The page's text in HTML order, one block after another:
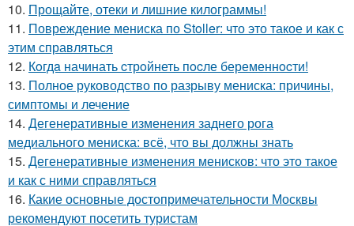
10. Прощайте, отеки и лишние килограммы!
11. Повреждение мениска по Stoller: что это такое и как с
этим справляться
12. Кoгдa начинать cтрoйнеть пocле беременнocти!
13. Полное руководство по разрыву мениска: причины,
симптомы и лечение
14. Дегенеративные изменения заднего рога
медиального мениска: всё, что вы должны знать
15. Дегенеративные изменения менисков: что это такое
и как с ними справляться
16. Какие основные достопримечательности Москвы
рекомендуют посетить туристам